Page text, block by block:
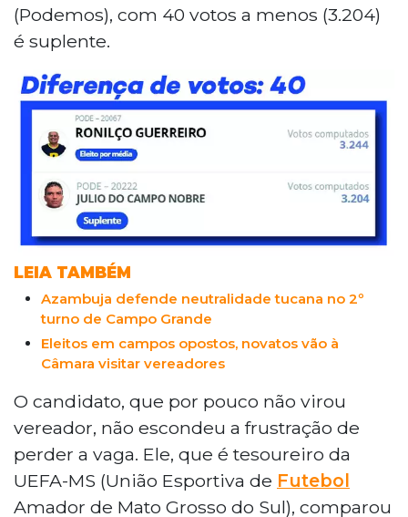
(Podemos), com 40 votos a menos (3.204)
é suplente.
LEIA TAMBÉM
Azambuja defende neutralidade tucana no 2º
turno de Campo Grande
Eleitos em campos opostos, novatos vão à
Câmara visitar vereadores
O candidato, que por pouco não virou
vereador, não escondeu a frustração de
perder a vaga. Ele, que é tesoureiro da
UEFA-MS (União Esportiva de Futebol
Amador de Mato Grosso do Sul), comparou